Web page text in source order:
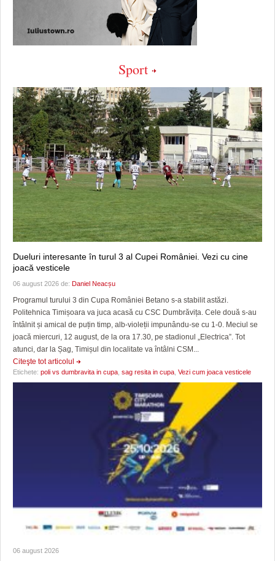
Sport
Dueluri interesante în turul 3 al Cupei României. Vezi cu cine
joacă vesticele
06 august 2026 de: Daniel Neacșu
Programul turului 3 din Cupa României Betano s-a stabilit astăzi.
Politehnica Timișoara va juca acasă cu CSC Dumbrăvița. Cele două s-au
întâlnit și amical de puțin timp, alb-violeții impunându-se cu 1-0. Meciul se
joacă miercuri, 12 august, de la ora 17.30, pe stadionul „Electrica”. Tot
atunci, dar la Șag, Timișul din localitate va întâlni CSM...
Citeşte tot articolul
Etichete: poli vs dumbravita in cupa sag resita in cupa Vezi cum joaca vesticele
06 august 2026